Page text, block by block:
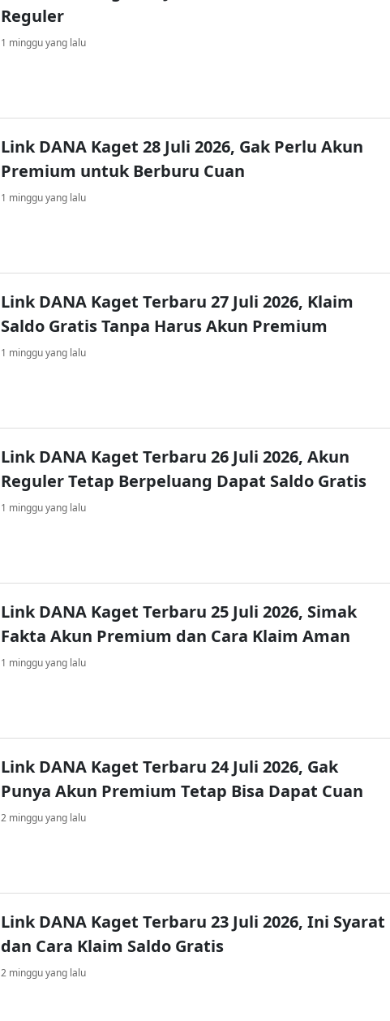
Reguler
1 minggu yang lalu
Link DANA Kaget 28 Juli 2026, Gak Perlu Akun
Premium untuk Berburu Cuan
1 minggu yang lalu
Link DANA Kaget Terbaru 27 Juli 2026, Klaim
Saldo Gratis Tanpa Harus Akun Premium
1 minggu yang lalu
Link DANA Kaget Terbaru 26 Juli 2026, Akun
Reguler Tetap Berpeluang Dapat Saldo Gratis
1 minggu yang lalu
Link DANA Kaget Terbaru 25 Juli 2026, Simak
Fakta Akun Premium dan Cara Klaim Aman
1 minggu yang lalu
Link DANA Kaget Terbaru 24 Juli 2026, Gak
Punya Akun Premium Tetap Bisa Dapat Cuan
2 minggu yang lalu
Link DANA Kaget Terbaru 23 Juli 2026, Ini Syarat
dan Cara Klaim Saldo Gratis
2 minggu yang lalu